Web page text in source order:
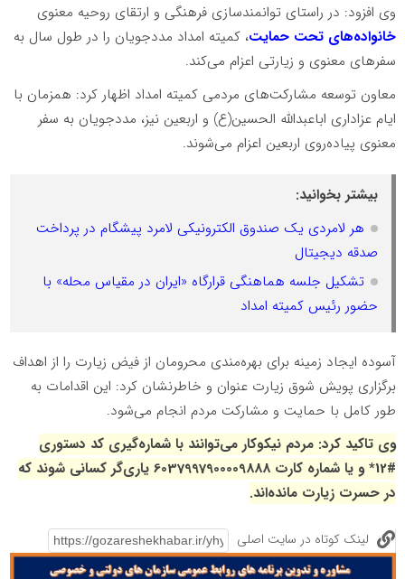
وی افزود: در راستای توانمندسازی فرهنگی و ارتقای روحیه معنوی
خانواده‌های تحت حمایت، کمیته امداد مددجویان را در طول سال به
سفرهای معنوی و زیارتی اعزام می‌کند.
معاون توسعه مشارکت‌های مردمی کمیته امداد اظهار کرد: همزمان با
ایام عزاداری اباعبدالله الحسین(ع) و اربعین نیز، مددجویان به سفر
معنوی پیاده‌روی اربعین اعزام می‌شوند.
بیشتر بخوانید:
هر لامردی یک صندوق الکترونیکی لامرد پیشگام در پرداخت
صدقه دیجیتال
تشکیل جلسه هماهنگی قرارگاه «ایران در مقیاس محله» با
حضور رئیس کمیته امداد
آسوده ایجاد زمینه برای بهره‌مندی محرومان از فیض زیارت را از اهداف
برگزاری پویش شوق زیارت عنوان و خاطرنشان کرد: این اقدامات به
طور کامل با حمایت و مشارکت مردم انجام می‌شود.
وی تاکید کرد: مردم نیکوکار می‌توانند با شماره‌گیری کد دستوری
#12* و یا شماره کارت 6037997900009888 یاری‌‌گر کسانی شوند که
در حسرت زیارت مانده‌اند.
لینک کوتاه در سایت اصلی